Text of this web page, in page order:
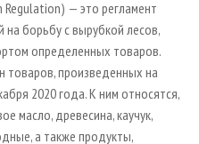
Regulation) — это регламент
борьбу с вырубкой лесов,
определенных товаров.
товаров, произведенных на
2020 года. К ним относятся,
масло, древесина, каучук,
а также продукты,